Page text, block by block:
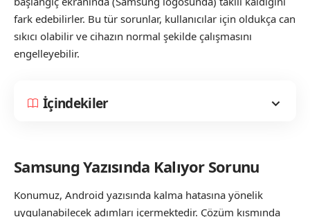
fark edebilirler. Bu tür sorunlar, kullanıcılar için oldukça can
sıkıcı olabilir ve cihazın normal şekilde çalışmasını
engelleyebilir.
İçindekiler
Samsung Yazısında Kalıyor Sorunu
Konumuz, Android yazısında kalma hatasına yönelik
uygulanabilecek adımları içermektedir. Çözüm kısmında